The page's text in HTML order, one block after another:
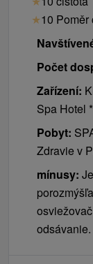
★10 Poměr
Počet
Zařízení:
Spa Hotel
Pobyt:
Zdravie v
mínusy:
odsávanie.